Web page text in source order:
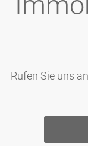
Rufen Sie uns